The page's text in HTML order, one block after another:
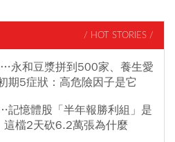
/ HOT STORIES /
永和豆漿拼到500家、養生愛
期5症狀：高危險因子是它
記憶體股「半年報勝利組」是
檔2天砍6.2萬張為什麼